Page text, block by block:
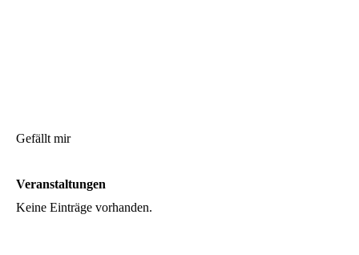
Gefällt mir
Veranstaltungen
Keine Einträge vorhanden.